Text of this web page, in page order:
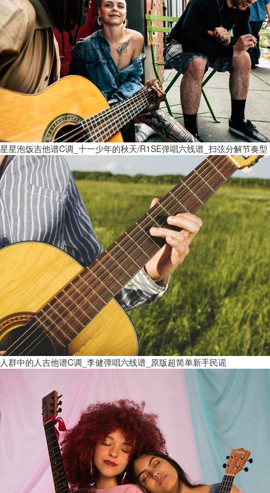
星星泡饭吉他谱C调_十一少年的秋天/R1SE弹唱六线谱_扫弦分解节奏型
人群中的人吉他谱C调_李健弹唱六线谱_原版超简单新手民谣